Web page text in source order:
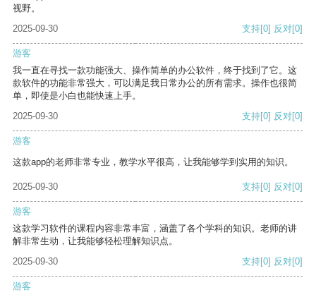
视野。
2025-09-30
支持[0] 反对[0]
游客
我一直在寻找一款功能强大、操作简单的办公软件，终于找到了它。这
款软件的功能非常强大，可以满足我日常办公的所有需求。操作也很简
单，即使是小白也能快速上手。
2025-09-30
支持[0] 反对[0]
游客
这款app的老师非常专业，教学水平很高，让我能够学到实用的知识。
2025-09-30 支持[0] 反对[0]
游客
这款学习软件的课程内容非常丰富，涵盖了各个学科的知识。老师的讲
解非常生动，让我能够轻松理解知识点。
2025-09-30
支持[0] 反对[0]
游客